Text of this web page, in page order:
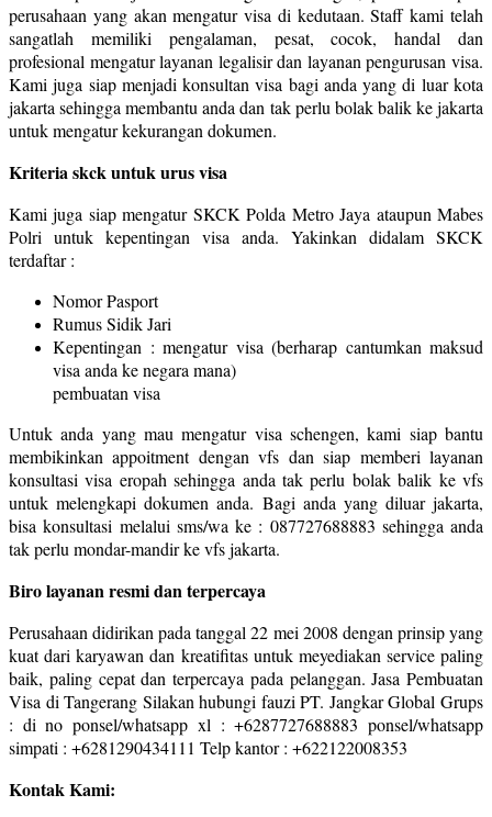
perusahaan yang akan mengatur visa di kedutaan. Staff kami telah
sangatlah memiliki pengalaman, pesat, cocok, handal dan
profesional mengatur layanan legalisir dan layanan pengurusan visa.
Kami juga siap menjadi konsultan visa bagi anda yang di luar kota
jakarta sehingga membantu anda dan tak perlu bolak balik ke jakarta
untuk mengatur kekurangan dokumen.
Kriteria skck untuk urus visa
Kami juga siap mengatur SKCK Polda Metro Jaya ataupun Mabes
Polri untuk kepentingan visa anda. Yakinkan didalam SKCK
terdaftar :
Nomor Pasport
Rumus Sidik Jari
Kepentingan : mengatur visa (berharap cantumkan maksud
visa anda ke negara mana)
pembuatan visa
Untuk anda yang mau mengatur visa schengen, kami siap bantu
membikinkan appoitment dengan vfs dan siap memberi layanan
konsultasi visa eropah sehingga anda tak perlu bolak balik ke vfs
untuk melengkapi dokumen anda. Bagi anda yang diluar jakarta,
bisa konsultasi melalui sms/wa ke : 087727688883 sehingga anda
tak perlu mondar-mandir ke vfs jakarta.
Biro layanan resmi dan terpercaya
Perusahaan didirikan pada tanggal 22 mei 2008 dengan prinsip yang
kuat dari karyawan dan kreatifitas untuk meyediakan service paling
baik, paling cepat dan terpercaya pada pelanggan. Jasa Pembuatan
Visa di Tangerang Silakan hubungi fauzi PT. Jangkar Global Grups
: di no ponsel/whatsapp xl : +6287727688883 ponsel/whatsapp
simpati : +6281290434111 Telp kantor : +622122008353
Kontak Kami: